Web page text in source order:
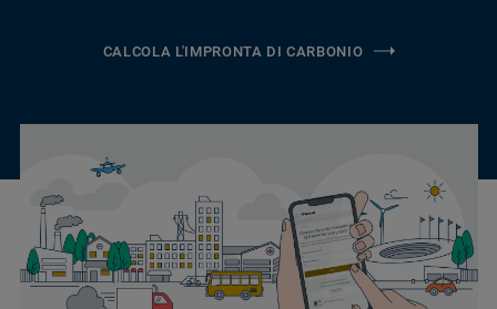
CALCOLA L'IMPRONTA DI CARBONIO